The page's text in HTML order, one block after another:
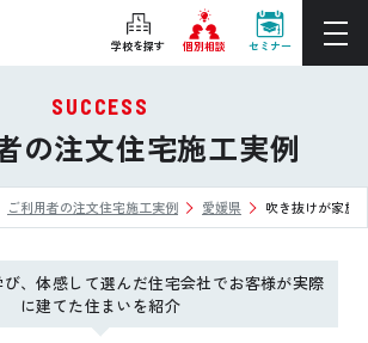
学校を探す 個別相談 セミナー
ぴったりの住宅会社をご提案
個別相談
後悔しない家づくりをレクチャー
セミナーをみる
ご利用は無料！全国20校
お近くの学校を探す
SUCCESS
の注文住宅施工実例
ご利用者の注文住宅施工実例 愛媛県 吹き抜けが家族
、体感して選んだ住宅会社でお客様が実際
に建てた住まいを紹介